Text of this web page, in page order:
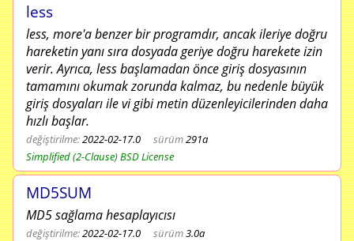
less
less, more'a benzer bir programdır, ancak ileriye doğru
hareketin yanı sıra dosyada geriye doğru harekete izin
verir. Ayrıca, less başlamadan önce giriş dosyasının
tamamını okumak zorunda kalmaz, bu nedenle büyük
giriş dosyaları ile vi gibi metin düzenleyicilerinden daha
hızlı başlar.
değiştirilme:2022-02-17.0 sürüm291a
Simplified (2-Clause) BSD License
MD5SUM
MD5 sağlama hesaplayıcısı
değiştirilme:2022-02-17.0 sürüm3.0a